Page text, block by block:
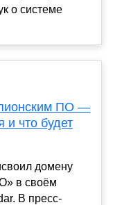
о системе
ПО —
и что будет
домену
в своём
В пресс-